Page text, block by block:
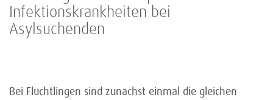
Infektionskrankheiten bei
Asylsuchenden
Bei Flüchtlingen sind zunächst einmal die gleichen